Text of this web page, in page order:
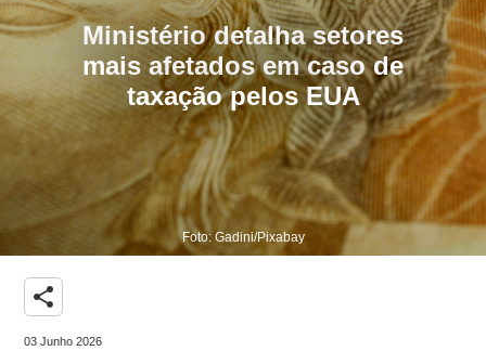
Ministério detalha setores
mais afetados em caso de
taxação pelos EUA
Foto: Gadini/Pixabay
share
03 Junho 2026